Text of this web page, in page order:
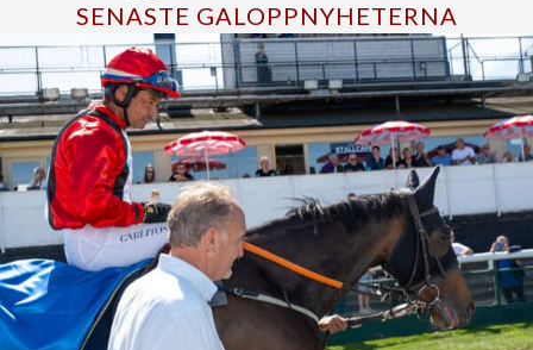
SENASTE GALOPPNYHETERNA